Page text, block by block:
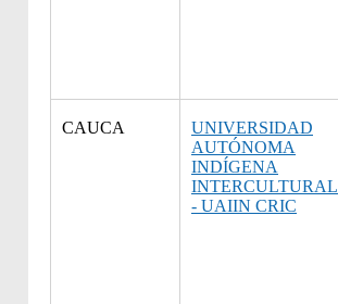
CAUCA
UNIVERSIDAD
AUTÓNOMA
INDÍGENA
INTERCULTURAL
- UAIIN CRIC